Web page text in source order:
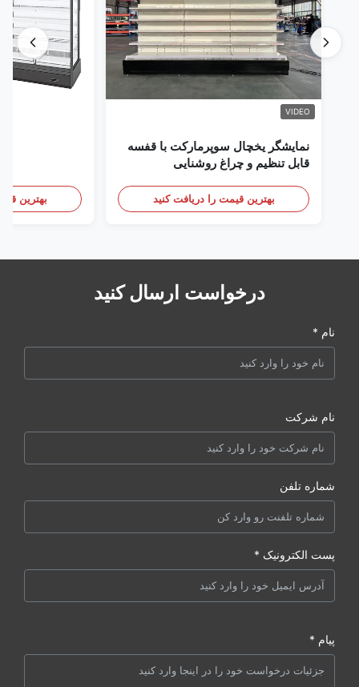
VIDEO
نمایشگر یخچال سوپرمارکت با قفسه
قابل تنظیم و چراغ روشنایی
بهترین قیمت را دریافت کنید بهترین
درخواست ارسال کنید
نام *
نام شرکت
شماره تلفن
پست الکترونیک *
پیام *